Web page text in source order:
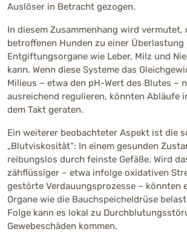
Auslöser in Betracht gezogen.
In diesem Zusammenhang wird vermutet,
betroffenen Hunden zu einer Überlastung
Entgiftungsorgane wie Leber, Milz und
kann. Wenn diese Systeme das
Milieus – etwa den pH-Wert des Blutes –
ausreichend regulieren, könnten Abläufe
dem Takt geraten.
Ein weiterer beobachteter Aspekt ist die
„Blutviskosität“: In einem gesunden
reibungslos durch feinste Gefäße. Wird
zähflüssiger – etwa infolge oxidativen
gestörte Verdauungsprozesse – könnten
Organe wie die Bauchspeicheldrüse
Folge kann es lokal zu
Gewebeschäden kommen.